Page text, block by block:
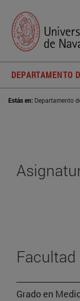
DEPARTAMENTO
Estás en: Departamento
Grado en